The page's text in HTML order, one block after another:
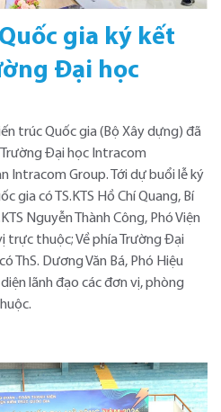
gia ký kết
Đại học
trúc Quốc gia (Bộ Xây dựng) đã
Đại học Intracom
Intracom Group. Tới dự buổi lễ ký
gia có TS.KTS Hồ Chí Quang, Bí
Nguyễn Thành Công, Phó Viện
trực thuộc; Về phía Trường Đại
ThS. Dương Văn Bá, Phó Hiệu
lãnh đạo các đơn vị, phòng